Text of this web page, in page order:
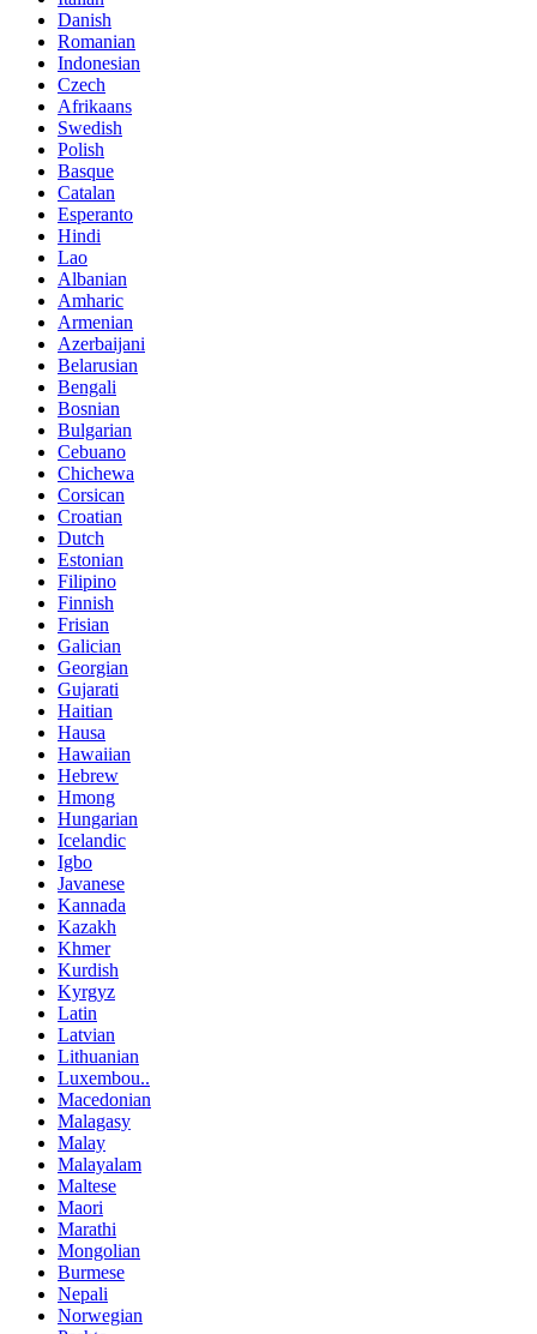
Danish
Romanian
Indonesian
Czech
Afrikaans
Swedish
Polish
Basque
Catalan
Esperanto
Hindi
Lao
Albanian
Amharic
Armenian
Azerbaijani
Belarusian
Bengali
Bosnian
Bulgarian
Cebuano
Chichewa
Corsican
Croatian
Dutch
Estonian
Filipino
Finnish
Frisian
Galician
Georgian
Gujarati
Haitian
Hausa
Hawaiian
Hebrew
Hmong
Hungarian
Icelandic
Igbo
Javanese
Kannada
Kazakh
Khmer
Kurdish
Kyrgyz
Latin
Latvian
Lithuanian
Luxembou..
Macedonian
Malagasy
Malay
Malayalam
Maltese
Maori
Marathi
Mongolian
Burmese
Nepali
Norwegian